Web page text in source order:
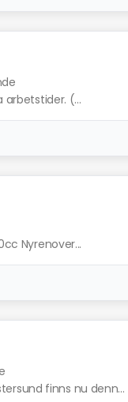
arbetstider. (...
Nyrenover...
finns nu denn...